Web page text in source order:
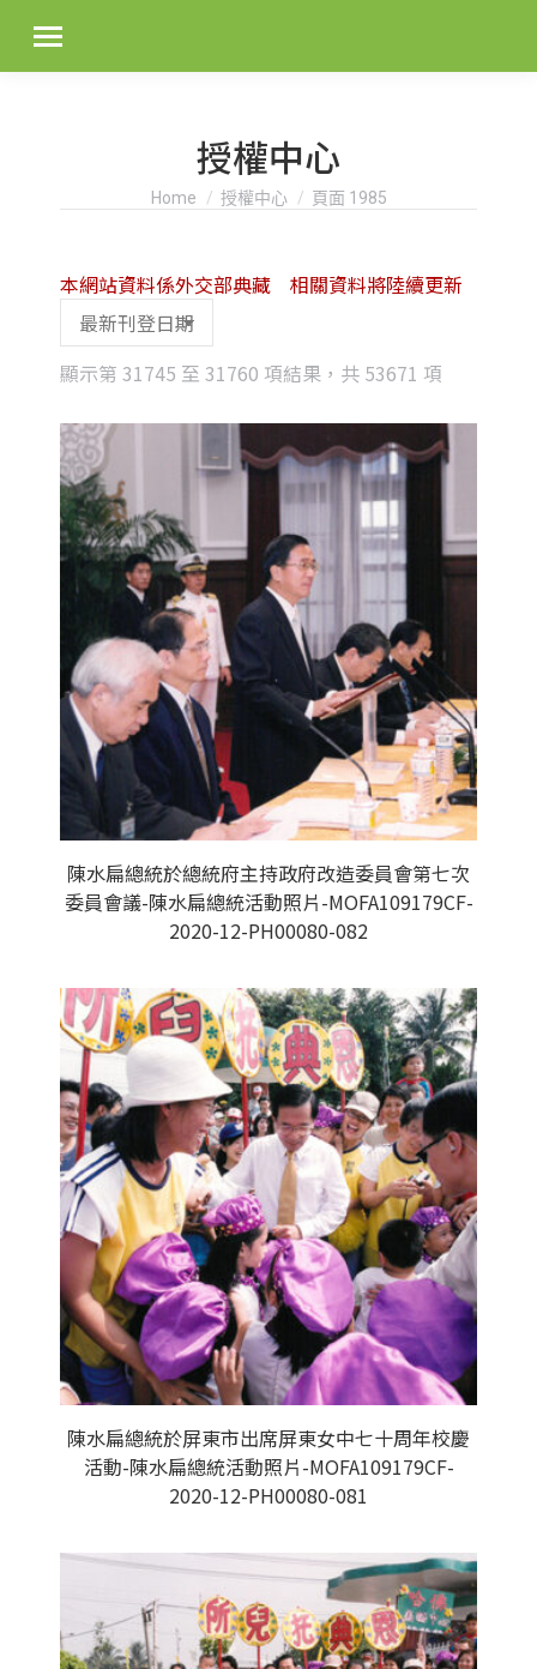
授權中心
You are here:
Home 授權中心 頁面 1985
顯示第 31745 至 31760 項結果，共 53671 項
latest
本網站資料係外交部典藏 相關資料將陸續更新
陳水扁總統於總統府主持政府改造委員會第七次
委員會議-陳水扁總統活動照片-MOFA109179CF-
2020-12-PH00080-082
陳水扁總統於屏東市出席屏東女中七十周年校慶
活動-陳水扁總統活動照片-MOFA109179CF-
2020-12-PH00080-081